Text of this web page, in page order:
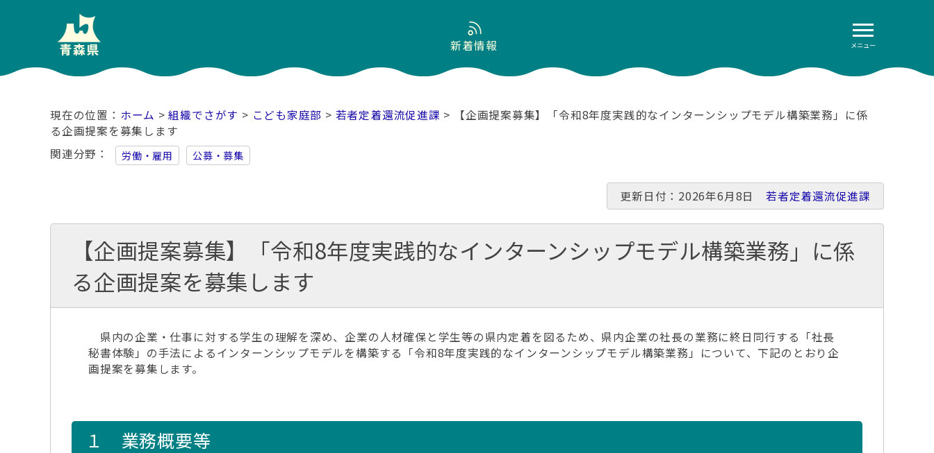
メニュー
新着情報
ホーム >組織でさがす > こども家庭部 > 若者定着還流促進課 > 【企画提案募集】「令和8年度実践的なインターンシップモデル構築業務」に係
る企画提案を募集します
関連分野
労働・雇用 公募・募集
更新日付：2026年6月8日 若者定着還流促進課
【企画提案募集】「令和8年度実践的なインターンシップモデル構築業務」に係
る企画提案を募集します
県内の企業・仕事に対する学生の理解を深め、企業の人材確保と学生等の県内定着を図るため、県内企業の社長の業務に終日同行する「社長
秘書体験」の手法によるインターンシップモデルを構築する「令和8年度実践的なインターンシップモデル構築業務」について、下記のとおり企
画提案を募集します。
１ 業務概要等